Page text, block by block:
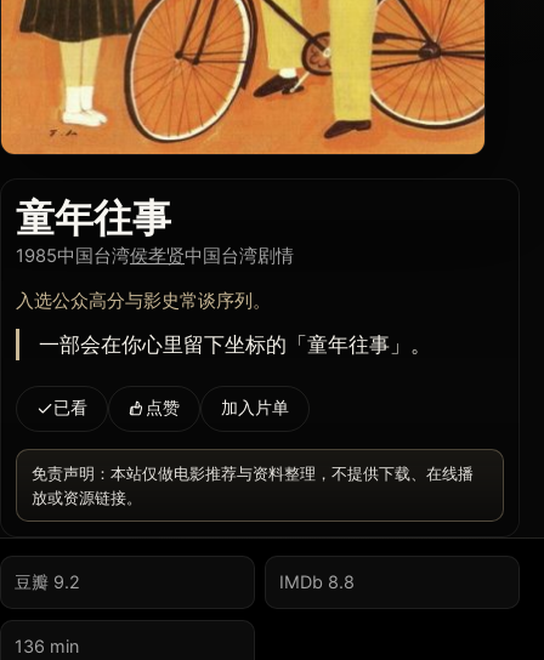
童年往事
1985中国台湾侯孝贤中国台湾剧情
入选公众高分与影史常谈序列。
一部会在你心里留下坐标的「童年往事」。
已看 点赞 加入片单
免责声明：本站仅做电影推荐与资料整理，不提供下载、在线播
放或资源链接。
豆瓣 9.2 IMDb 8.8
136 min